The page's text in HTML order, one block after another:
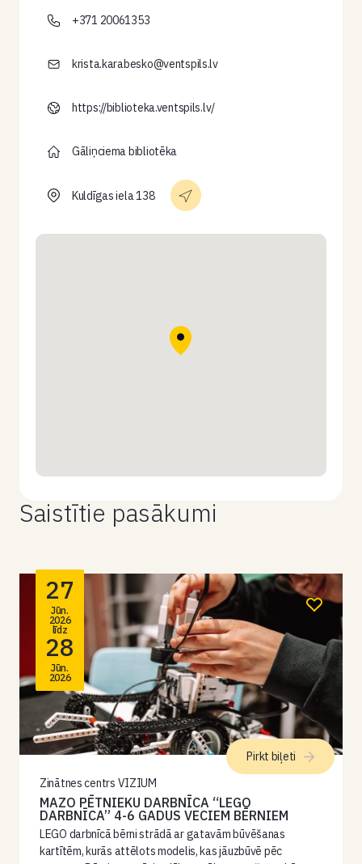
+371 20061353
krista.karabesko@ventspils.lv
https://biblioteka.ventspils.lv/
Gāliņciema bibliotēka
Kuldīgas iela 138
Saistītie pasākumi
27
Jūn.
2026
līdz
28
Jūn.
2026
Zinātnes centrs VIZIUM
MAZO PĒTNIEKU DARBNĪCA “LEGO
DARBNĪCA” 4-6 GADUS VECIEM BĒRNIEM
LEGO darbnīcā bērni strādā ar gatavām būvēšanas
kartītēm, kurās attēlots modelis, kas jāuzbūvē pēc
Pirkt biļeti